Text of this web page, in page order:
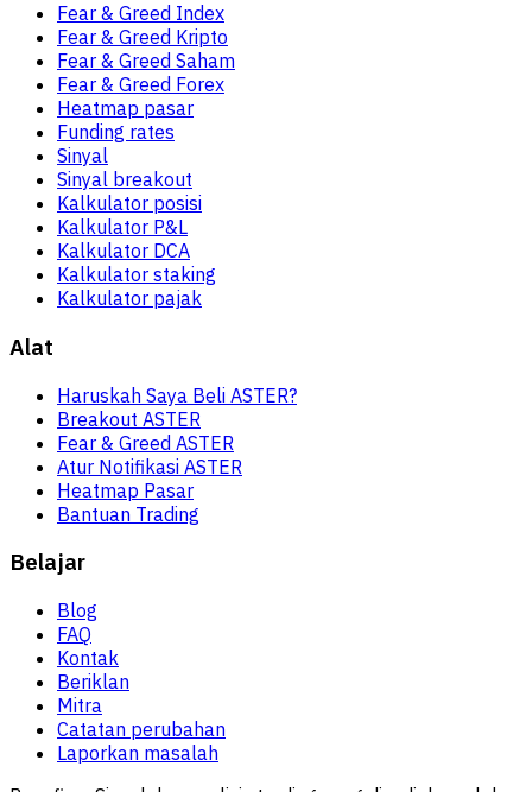
Fear & Greed Index
Fear & Greed Kripto
Fear & Greed Saham
Fear & Greed Forex
Heatmap pasar
Funding rates
Sinyal
Sinyal breakout
Kalkulator posisi
Kalkulator P&L
Kalkulator DCA
Kalkulator staking
Kalkulator pajak
Alat
Haruskah Saya Beli ASTER?
Breakout ASTER
Fear & Greed ASTER
Atur Notifikasi ASTER
Heatmap Pasar
Bantuan Trading
Belajar
Blog
FAQ
Kontak
Beriklan
Mitra
Catatan perubahan
Laporkan masalah